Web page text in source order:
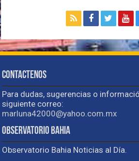
Contactenos
Para dudas, sugerencias o
siguiente correo:
marluna42000@yahoo.com.mx
Observatorio Bahia
Observatorio Bahia Noticias al Día.